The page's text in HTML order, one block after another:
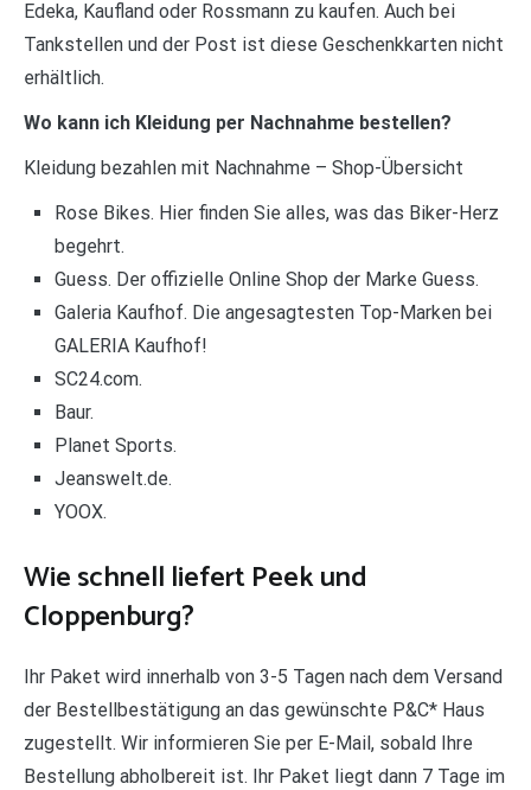
Edeka, Kaufland oder Rossmann zu kaufen. Auch bei
Tankstellen und der Post ist diese Geschenkkarten nicht
erhältlich.
Wo kann ich Kleidung per Nachnahme bestellen?
Kleidung bezahlen mit Nachnahme – Shop-Übersicht
Rose Bikes. Hier finden Sie alles, was das Biker-Herz
begehrt.
Guess. Der offizielle Online Shop der Marke Guess.
Galeria Kaufhof. Die angesagtesten Top-Marken bei
GALERIA Kaufhof!
SC24.com.
Baur.
Planet Sports.
Jeanswelt.de.
YOOX.
Wie schnell liefert Peek und
Cloppenburg?
Ihr Paket wird innerhalb von 3-5 Tagen nach dem Versand
der Bestellbestätigung an das gewünschte P&C* Haus
zugestellt. Wir informieren Sie per E-Mail, sobald Ihre
Bestellung abholbereit ist. Ihr Paket liegt dann 7 Tage im